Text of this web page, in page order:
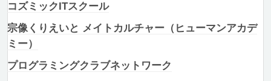
コズミックITスクール
宗像くりえいと メイトカルチャー（ヒューマンアカデ
ミー）
プログラミングクラブネットワーク